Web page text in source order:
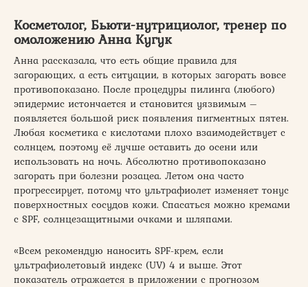
Косметолог, Бьюти-нутрициолог, тренер по
омоложению Анна Кугук
Анна рассказала, что есть общие правила для
загорающих, а есть ситуации, в которых загорать вовсе
противопоказано. После процедуры пилинга (любого)
эпидермис истончается и становится уязвимым –
появляется большой риск появления пигментных пятен.
Любая косметика с кислотами плохо взаимодействует с
солнцем, поэтому её лучше оставить до осени или
использовать на ночь. Абсолютно противопоказано
загорать при болезни розацеа. Летом она часто
прогрессирует, потому что ультрафиолет изменяет тонус
поверхностных сосудов кожи. Спасаться можно кремами
с SPF, солнцезащитными очками и шляпами.
«Всем рекомендую наносить SPF-крем, если
ультрафиолетовый индекс (UV) 4 и выше. Этот
показатель отражается в приложении с прогнозом